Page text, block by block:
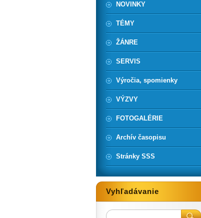
NOVINKY
TÉMY
ŽÁNRE
SERVIS
Výročia, spomienky
VÝZVY
FOTOGALÉRIE
Archív časopisu
Stránky SSS
Vyhľadávanie